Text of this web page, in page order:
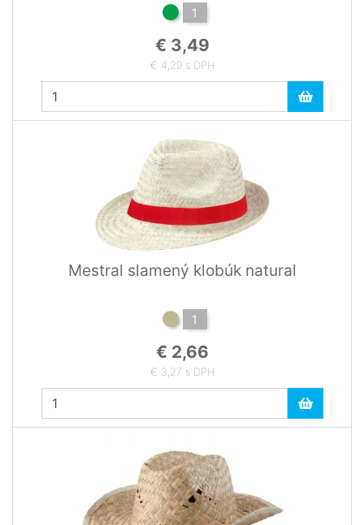
1
€ 3,49
€ 4,29 s DPH
Mestral slamený klobúk natural
1
€ 2,66
€ 3,27 s DPH